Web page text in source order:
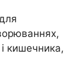
кишечника,